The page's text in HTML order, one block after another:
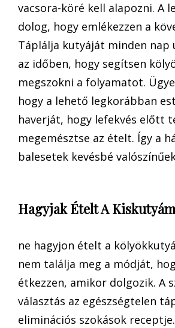
vacsora-köré kell alapozni. A
dolog, hogy emlékezzen a
Táplálja kutyáját minden nap
az időben, hogy segítsen
megszokni a folyamatot.
hogy a lehető legkorábban
haverját, hogy lefekvés előtt
megemésztse az ételt. Így a
balesetek kevésbé
Hagyjak Ételt A
ne hagyjon ételt a
nem találja meg a módját,
étkezzen, amikor dolgozik. A
választás az egészségtelen
eliminációs szokások